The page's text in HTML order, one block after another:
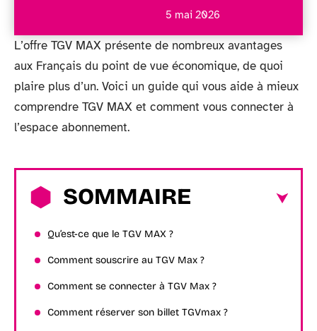
5 mai 2026
L’offre TGV MAX présente de nombreux avantages
aux Français du point de vue économique, de quoi
plaire plus d’un. Voici un guide qui vous aide à mieux
comprendre TGV MAX et comment vous connecter à
l’espace abonnement.
SOMMAIRE
Qu’est-ce que le TGV MAX ?
Comment souscrire au TGV Max ?
Comment se connecter à TGV Max ?
Comment réserver son billet TGVmax ?